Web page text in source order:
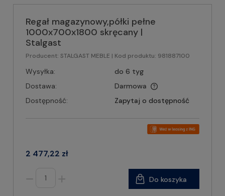
Regał magazynowy,półki pełne
1000x700x1800 skręcany |
Stalgast
Producent: STALGAST MEBLE | Kod produktu: 981887100
Wysyłka:
do 6 tyg
Dostawa:
Darmowa
Dostępność:
Zapytaj o dostępność
2 477,22 zł
Do koszyka